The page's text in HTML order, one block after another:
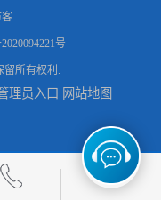
确认测试 确认测试报告
号
留所有权利.
理员入口 网站地图